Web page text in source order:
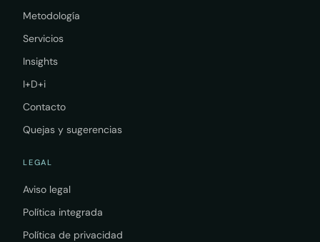
Metodología
Servicios
Insights
I+D+i
Contacto
Quejas y sugerencias
LEGAL
Aviso legal
Política integrada
Política de privacidad